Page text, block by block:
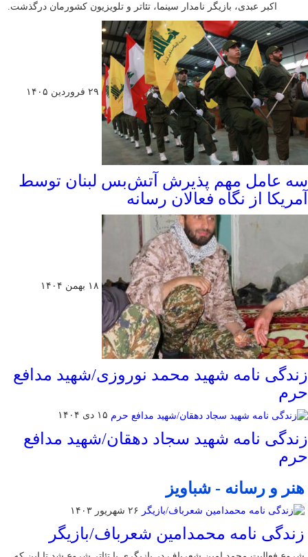
اکبر عبدی، بازیگر نامدار سینما، تئاتر و تلویزیون کشورمان درگذشت.
۲۹ فروردین ۱۴۰۵
سه عامل مهم پذیرش آتش‌بس لبنان توسط
آمریکا از نگاه فعالان رسانه
۱۸ بهمن ۱۴۰۴
زندگی نامه شهید محمد نوروزی/شهید مدافع
حرم
۱۵ دی ۱۴۰۴
زندگی نامه شهید سجاد دهقان/شهید مدافع
حرم
هنر و رسانه - شباویز
۲۶ شهریور ۱۴۰۳
زندگی نامه محمدامین شعرباف/بازیگر